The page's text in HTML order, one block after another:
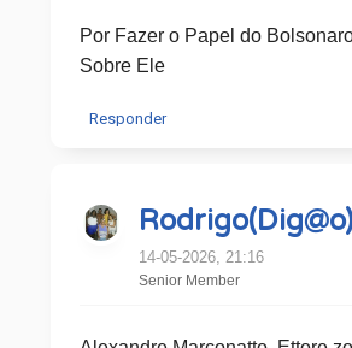
Por Fazer o Papel do
Sobre Ele
Responder
14-05-2026, 21:16
Senior Member